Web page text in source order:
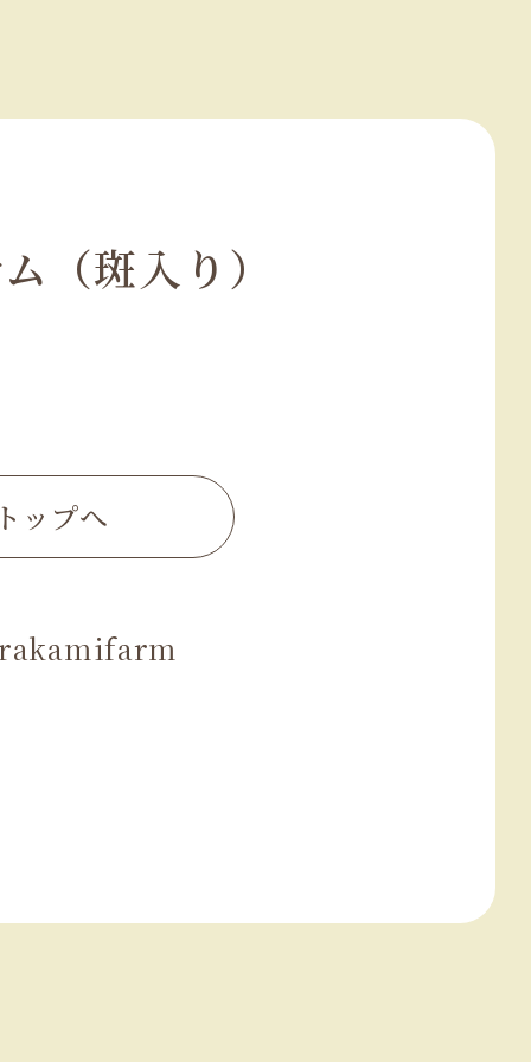
（斑入り）
ップへ